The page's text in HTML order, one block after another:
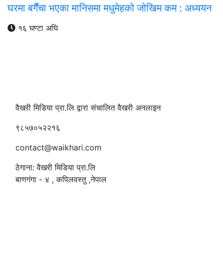
घरमा बगैँचा भएका मानिसमा मधुमेहको जोखिम कम : अध्ययन
१६ घण्टा अघि
वैखरी मिडिया प्रा.लि द्वारा संचालित वैखरी अनलाइन
९८५७०५२२१६
contact@waikhari.com
ठेगाना: वैखरी मिडिया प्रा.लि
बाणगंगा - ४ , कपिलवस्तु ,नेपाल